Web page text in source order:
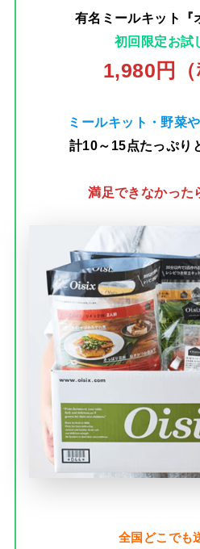
有名ミールキット『
初回限定お試
1,980円（
ミールキット・野菜
計10～15点たっぷり
満足できなかった
全国どこでも